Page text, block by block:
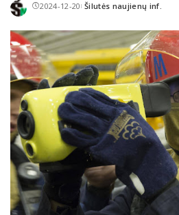
2024-12-20Posted
Šilutės naujienų inf.